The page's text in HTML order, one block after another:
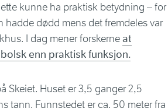
kunne ha praktisk betydning – for
hadde dødd mens det fremdeles var
I dag mener forskerne at
enn praktisk funksjon.